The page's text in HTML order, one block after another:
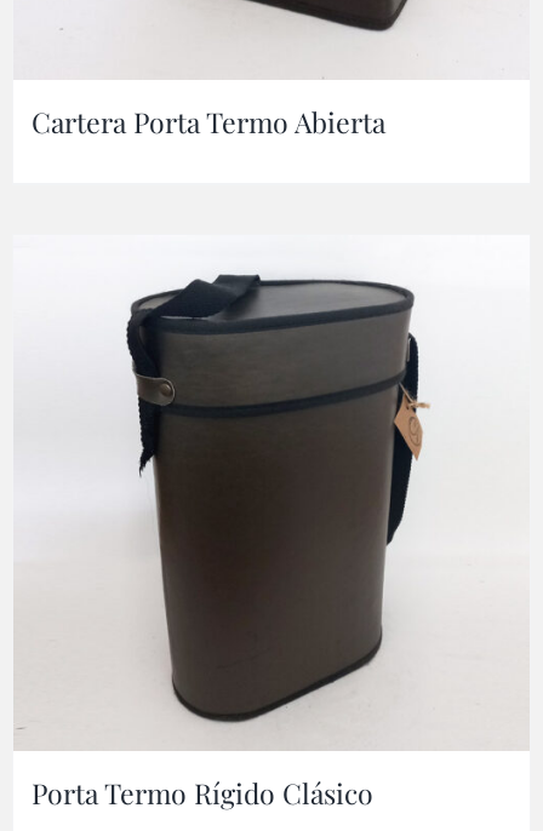
Cartera Porta Termo Abierta
Porta Termo Rígido Clásico